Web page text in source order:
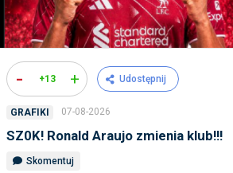
- +13 + Udostępnij
GRAFIKI 07-08-2026
SZ0K! Ronald Araujo zmienia klub!!!
Skomentuj